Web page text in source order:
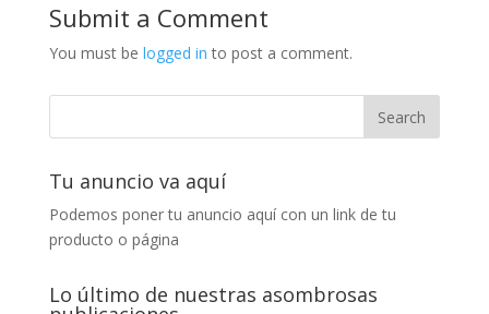
Submit a Comment
You must be logged in to post a comment.
Tu anuncio va aquí
Podemos poner tu anuncio aquí con un link de tu
producto o página
Lo último de nuestras asombrosas